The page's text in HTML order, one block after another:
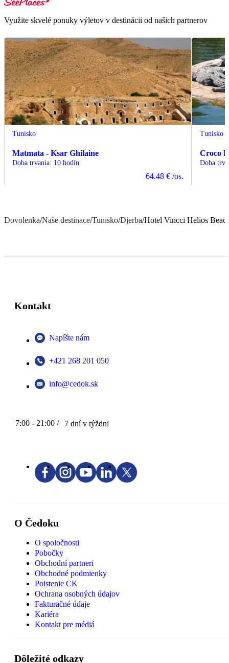
Využite skvelé ponuky výletov v destinácii od našich partnerov
Tunisko
Matmata - Ksar Ghilaine
Doba trvania: 10 hodín
64.48 € /os.
Tunisko
Croco
Doba
Dovolenka/Naše destinace/Tunisko/Djerba/Hotel Vincci Helios
Kontakt
Napíšte nám
+421 268 201 050
info@cedok.sk
7:00 - 21:00 / 7 dní v týždni
O Čedoku
O spoločnosti
Pobočky
Obchodní partneri
Obchodné podmienky
Poistenie CK
Ochrana osobných údajov
Fakturačné údaje
Kariéra
Kontakt pre médiá
Dôležité odkazy